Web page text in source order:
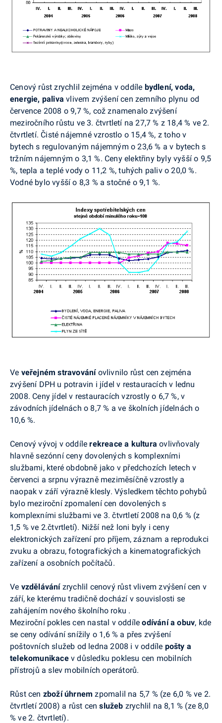
Cenový růst zrychlil zejména v oddíle bydlení, voda,
energie, paliva vlivem zvýšení cen zemního plynu od
července 2008 o 9,7 %, což znamenalo zvýšení
meziročního růstu ve 3. čtvrtletí na 27,7 % z 18,4 % ve 2.
čtvrtletí. Čisté nájemné vzrostlo o 15,4 %, z toho v
bytech s regulovaným nájemným o 23,6 % a v bytech s
tržním nájemným o 3,1 %. Ceny elektřiny byly vyšší o 9,5
%, tepla a teplé vody o 11,2 %, tuhých paliv o 20,0 %.
Vodné bylo vyšší o 8,3 % a stočné o 9,1 %.
Ve veřejném stravováníovlivnilo růst cen zejména
zvýšení DPH u potravin i jídel v restauracích v lednu
2008. Ceny jídel v restauracích vzrostly o 6,7 %, v
závodních jídelnách o 8,7 % a ve školních jídelnách o
10,6 %.
Cenový vývoj v oddílerekreace a kultura ovlivňovaly
hlavně sezónní ceny dovolených s komplexními
službami, které obdobně jako v předchozích letech v
červenci a srpnu výrazně meziměsíčně vzrostly a
naopak v září výrazně klesly. Výsledkem těchto pohybů
bylo meziroční zpomalení cen dovolených s
komplexními službami ve 3. čtvrtletí 2008 na 0,6 % (z
1,5 % ve 2.čtvrtletí). Nižší než loni byly i ceny
elektronických zařízení pro příjem, záznam a reprodukci
zvuku a obrazu, fotografických a kinematografických
zařízení a osobních počítačů.
Ve vzdělávánízrychlil cenový růst vlivem zvýšení cen v
září, ke kterému tradičně dochází v souvislosti se
zahájením nového školního roku .
Meziroční pokles cen nastal v oddíleodívání a obuv, kde
se ceny odívání snížily o 1,6 % a přes zvýšení
poštovních služeb od ledna 2008 i v oddíle pošty a
telekomunikace v důsledku poklesu cen mobilních
přístrojů a slev mobilních operátorů.
Růst cen zboží úhrnem zpomalil na 5,7 % (ze 6,0 % ve 2.
čtvrtletí 2008) a růst censlužeb zrychlil na 8,1 % (ze 8,0
% ve 2. čtvrtletí).